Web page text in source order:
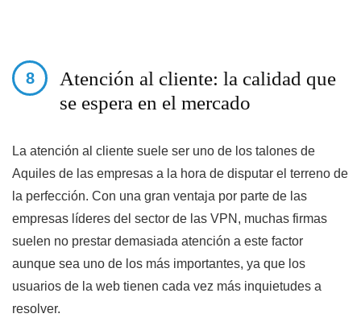
Atención al cliente: la calidad que
se espera en el mercado
La atención al cliente suele ser uno de los talones de
Aquiles de las empresas a la hora de disputar el terreno de
la perfección. Con una gran ventaja por parte de las
empresas líderes del sector de las VPN, muchas firmas
suelen no prestar demasiada atención a este factor
aunque sea uno de los más importantes, ya que los
usuarios de la web tienen cada vez más inquietudes a
resolver.